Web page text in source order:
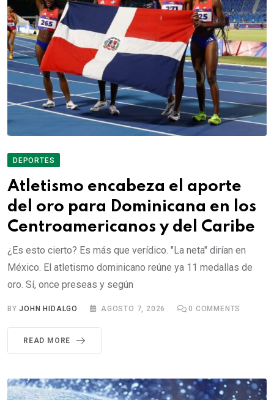
DEPORTES
Atletismo encabeza el aporte
del oro para Dominicana en los
Centroamericanos y del Caribe
¿Es esto cierto? Es más que verídico. "La neta" dirían en
México. El atletismo dominicano reúne ya 11 medallas de
oro. Sí, once preseas y según
BYJOHN HIDALGO AGOSTO 7, 2026 0 COMMENTS
READ MORE